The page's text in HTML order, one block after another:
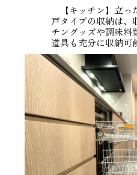
【キッチン】立っ
戸タイプの収納は、
チングッズや調味料
道具も充分に収納可